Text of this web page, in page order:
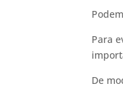
Para
De